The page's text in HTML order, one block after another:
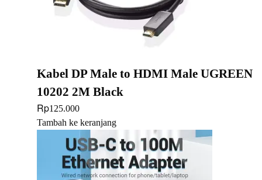
Kabel DP Male to HDMI Male UGREEN
10202 2M Black
Rp125.000
Tambah ke keranjang